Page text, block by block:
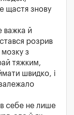
щастя знову
важка й
розрив
з
тяжким,
швидко, і
себе не лише